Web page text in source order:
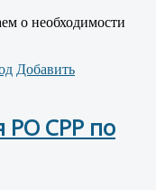
о необходимости
Добавить
РО СРР по